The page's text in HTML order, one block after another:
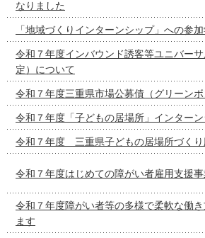
なりました
「地域づくりインターンシップ」への参
令和７年度インバウンド誘客等ユニバー
定）について
令和７年度三重県市場公募債（グリーン
令和７年度「子どもの居場所」インター
令和７年度 三重県子どもの居場所づく
令和７年度はじめての障がい者雇用支援
令和７年度障がい者等の多様で柔軟な働
ます